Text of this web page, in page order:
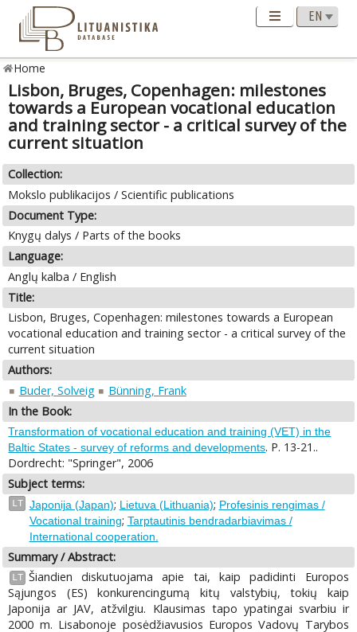
Home
Lisbon, Bruges, Copenhagen: milestones
towards a European vocational education
and training sector - a critical survey of the
current situation
Collection:
Mokslo publikacijos / Scientific publications
Document Type:
Knygų dalys / Parts of the books
Language:
Anglų kalba / English
Title:
Lisbon, Bruges, Copenhagen: milestones towards a European
vocational education and training sector - a critical survey of the
current situation
Authors:
Buder, Solveig
Bünning, Frank
In the Book:
Transformation of vocational education and training (VET) in the
Baltic States - survey of reforms and developments. P. 13-21..
Dordrecht: "Springer", 2006
Subject terms:
LT Japonija (Japan); Lietuva (Lithuania); Profesinis rengimas /
Vocational training; Tarptautinis bendradarbiavimas /
International cooperation.
Summary / Abstract:
LT Šiandien diskutuojama apie tai, kaip padidinti Europos
Sąjungos (ES) konkurencingumą kitų valstybių, tokių kaip
Japonija ar JAV, atžvilgiu. Klausimas tapo ypatingai svarbiu ir
2000 m. Lisabonoje posėdžiavusios Europos Vadovų Tarybos